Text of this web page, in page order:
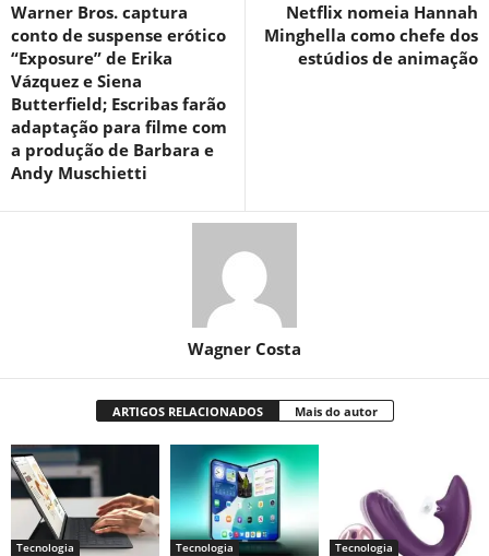
Warner Bros. captura
conto de suspense erótico
“Exposure” de Erika
Vázquez e Siena
Butterfield; Escribas farão
adaptação para filme com
a produção de Barbara e
Andy Muschietti
Netflix nomeia Hannah
Minghella como chefe dos
estúdios de animação
Wagner Costa
ARTIGOS RELACIONADOS Mais do autor
Tecnologia Tecnologia Tecnologia